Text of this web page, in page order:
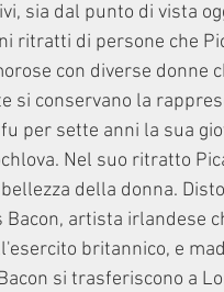
sia dal punto di vista
ritratti di persone che
con diverse donne
si conservano la
per sette anni la sua
Nel suo ritratto
della donna.
artista irlandese
britannico, e
si trasferiscono a